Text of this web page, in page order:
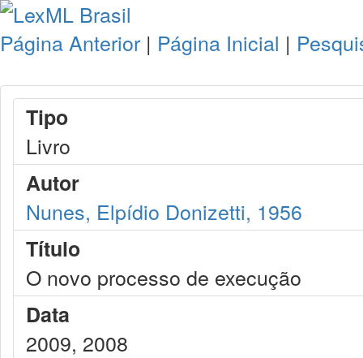
Página Anterior | Página Inicial |
Tipo
Livro
Autor
Nunes, Elpídio Donizetti, 1956
Título
O novo processo de execução
Data
2009, 2008